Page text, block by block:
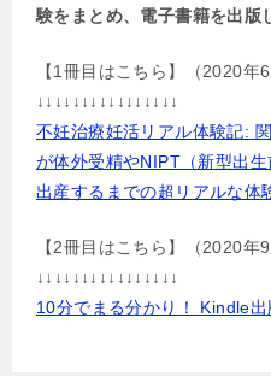
験をまとめ、電子書籍を出版
【1冊目はこちら】（2020年6
↓↓↓↓↓↓↓↓↓↓↓↓↓↓↓↓
不妊治療妊活リアル体験記:
が体外受精やNIPT（新型出
出産するまでの超リアルな体
【2冊目はこちら】（2020年9
↓↓↓↓↓↓↓↓↓↓↓↓↓↓↓↓
10分でまる分かり！ Kindle